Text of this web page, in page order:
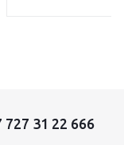
727 31 22 666